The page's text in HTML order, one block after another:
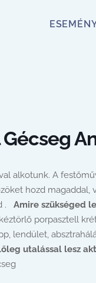
alkotunk. A
hozd magaddal,
. Amire szükséged
porpasztell
lendület,
utalással lesz